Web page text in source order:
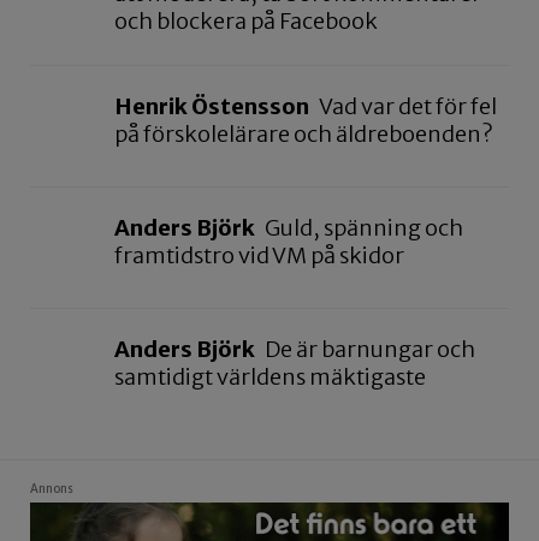
och blockera på Facebook
Henrik Östensson Vad var det för fel
på förskolelärare och äldreboenden?
Anders Björk Guld, spänning och
framtidstro vid VM på skidor
Anders Björk De är barnungar och
samtidigt världens mäktigaste
Annons